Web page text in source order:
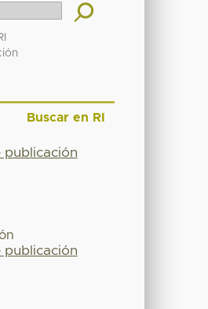
Buscar en RI
publicación
publicación